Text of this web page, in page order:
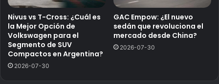
Nivus vs T-Cross: ¿Cuál es
la Mejor Opción de
Volkswagen para el
Segmento de SUV
Compactos en Argentina?
2026-07-30
GAC Empow: ¿El nuevo
sedán que revoluciona el
mercado desde China?
2026-07-30